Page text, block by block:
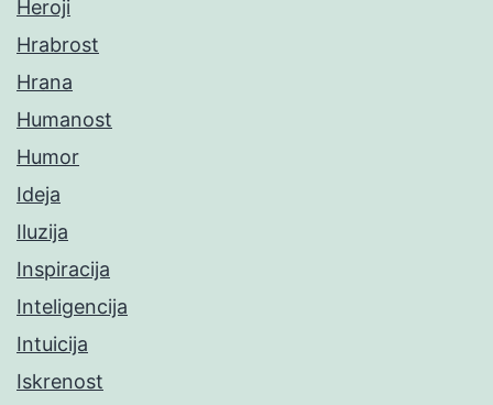
Heroji
Hrabrost
Hrana
Humanost
Humor
Ideja
Iluzija
Inspiracija
Inteligencija
Intuicija
Iskrenost